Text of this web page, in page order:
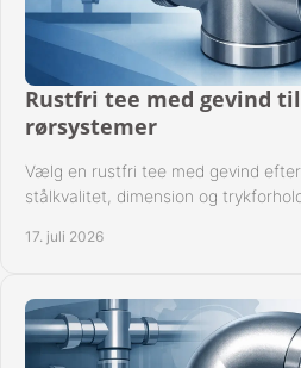
Rustfri tee med gevind
rørsystemer
Vælg en rustfri tee med gevind efter
stålkvalitet, dimension og
17. juli 2026